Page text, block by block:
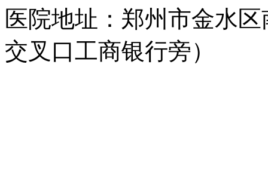
医院地址：郑州市金水
交叉口工商银行旁）